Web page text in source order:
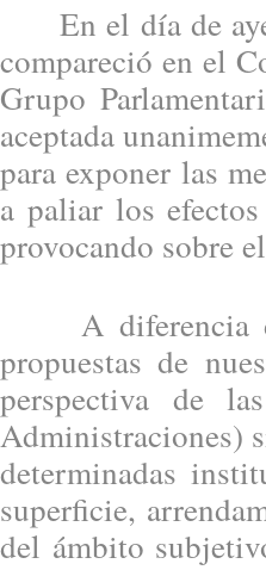
En el día de
compareció en el
Grupo
aceptada
para exponer las
a paliar los
provocando sobre
A diferencia
propuestas de
perspectiva de
Administraciones)
determinadas
superficie,
del ámbito